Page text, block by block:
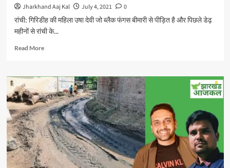
Jharkhand Aaj Kal July 4, 2021
0
रांची: गिरिडीह की महिला उषा देवी जो ब्लैक फंगस बीमारी से पीड़ित है और पिछले डेढ़
महीनों से रांची के...
Read MoreRead
इच्छा
मृत्यु
मांगने
वाली
ब्लैक
फंगस
की
मरीज
को
अब